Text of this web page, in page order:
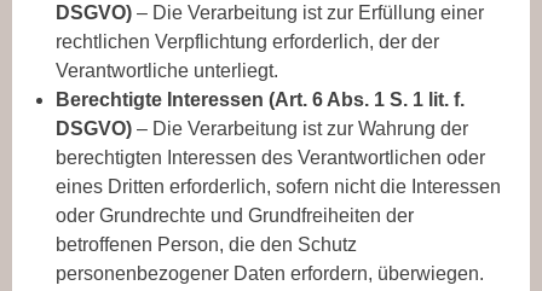
DSGVO) – Die Verarbeitung ist zur Erfüllung einer
rechtlichen Verpflichtung erforderlich, der der
Verantwortliche unterliegt.
Berechtigte Interessen (Art. 6 Abs. 1 S. 1 lit. f.
DSGVO) – Die Verarbeitung ist zur Wahrung der
berechtigten Interessen des Verantwortlichen oder
eines Dritten erforderlich, sofern nicht die Interessen
oder Grundrechte und Grundfreiheiten der
betroffenen Person, die den Schutz
personenbezogener Daten erfordern, überwiegen.